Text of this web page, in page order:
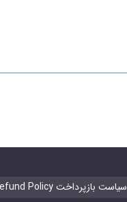
Refund Policy سیاست بازپرداخت